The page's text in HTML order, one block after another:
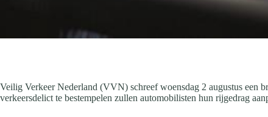
Veilig Verkeer Nederland (VVN) schreef woensdag 2 augustus een
verkeersdelict te bestempelen zullen automobilisten hun rijgedrag